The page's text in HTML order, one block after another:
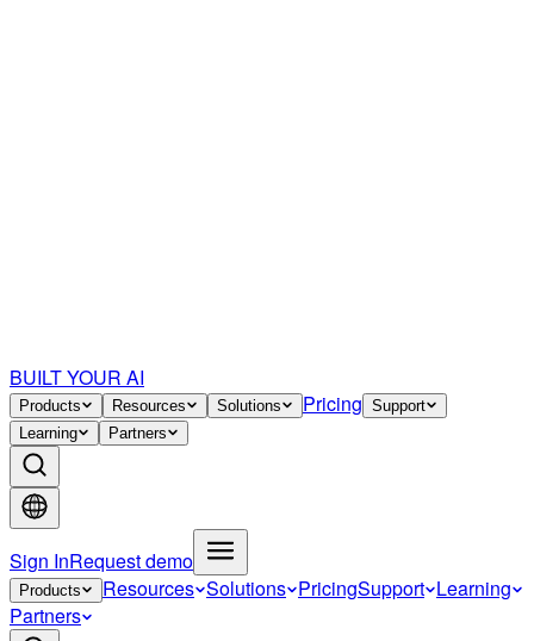
BUILT YOUR AI
Products Resources Solutions Pricing Support
Learning
Partners
Sign InRequest demo
Products Resources Solutions PricingSupport Learning
Partners